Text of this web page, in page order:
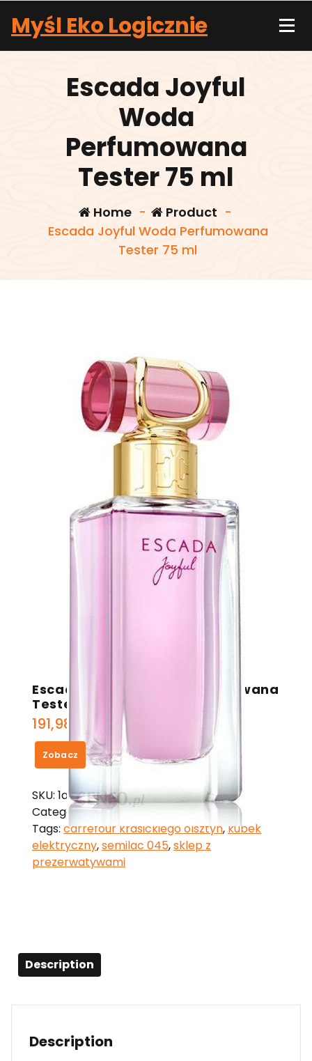
content
Myśl Eko Logicznie
Escada Joyful
Woda
Perfumowana
Tester 75 ml
Home- Product -
Escada Joyful Woda Perfumowana
Tester 75 ml
Escada Joyful Woda Perfumowana
Tester 75 ml
191,98
Zobacz
SKU: 1a4c8679c3e3
Category: Escada
Tags: carrefour krasickiego olsztyn, kubek
elektryczny,semilac 045,sklep z
prezerwatywami
Description
Description